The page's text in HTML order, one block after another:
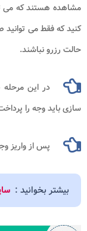
مشاهده هستند که می
کنید که فقط می توانید
حالت رزرو نباشند.
در این
سازی باید وجه را
پس از واریز
بیشتر بخوانید :